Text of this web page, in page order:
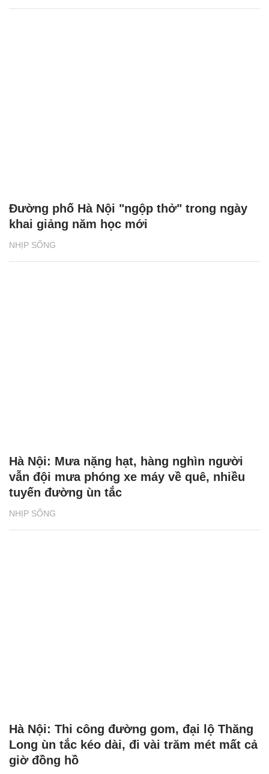
NHỊP SỐNG
Đường phố Hà Nội "ngộp thở" trong ngày
khai giảng năm học mới
NHỊP SỐNG
Hà Nội: Mưa nặng hạt, hàng nghìn người
vẫn đội mưa phóng xe máy về quê, nhiều
tuyến đường ùn tắc
Hà Nội: Thi công đường gom, đại lộ Thăng
Long ùn tắc kéo dài, đi vài trăm mét mất cả
giờ đồng hồ